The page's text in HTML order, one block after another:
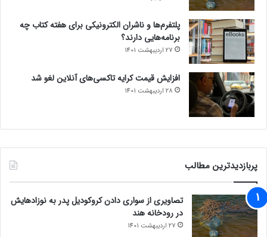
پلتفرم‌ها و ناشران الکترونیکی برای هفته کتاب چه
برنامه‌هایی دارند؟
27 اردیبهشت 1401
افزایش قیمت کرایه تاکسی‌های آنلاین لغو شد
28 اردیبهشت 1401
پربازدیدترین مطالب
تصاویری از سواری دادن کروکودیل پدر به نوزادهایش
در رودخانه هند
27 اردیبهشت 1401